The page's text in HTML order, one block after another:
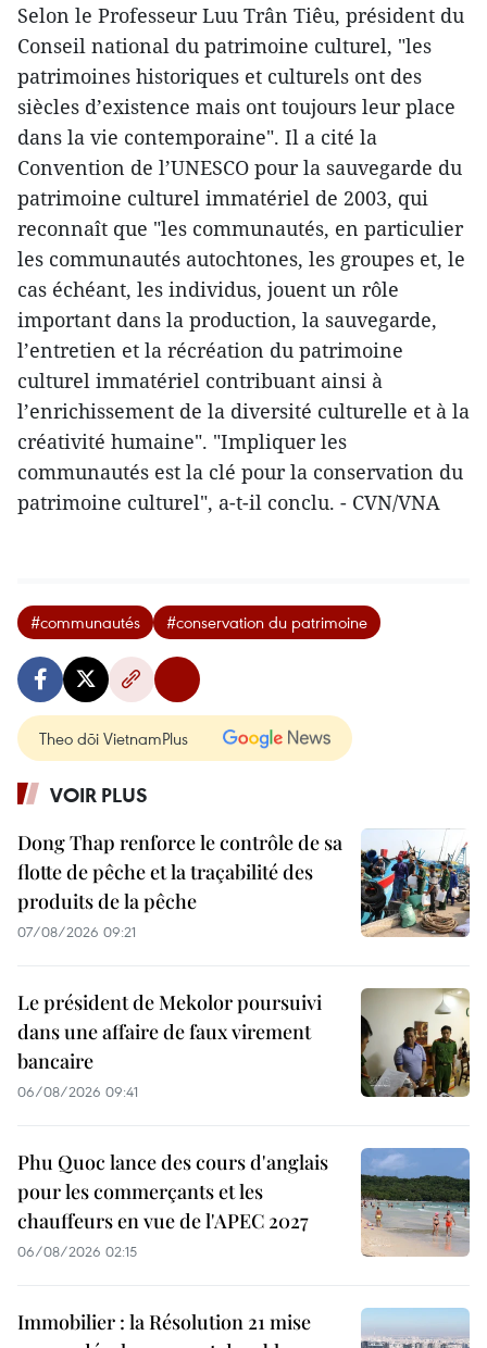
Selon le Professeur Luu Trân Tiêu, président du
Conseil national du patrimoine culturel, "les
patrimoines historiques et culturels ont des
siècles d’existence mais ont toujours leur place
dans la vie contemporaine". Il a cité la
Convention de l’UNESCO pour la sauvegarde du
patrimoine culturel immatériel de 2003, qui
reconnaît que "les communautés, en particulier
les communautés autochtones, les groupes et, le
cas échéant, les individus, jouent un rôle
important dans la production, la sauvegarde,
l’entretien et la récréation du patrimoine
culturel immatériel contribuant ainsi à
l’enrichissement de la diversité culturelle et à la
créativité humaine". "Impliquer les
communautés est la clé pour la conservation du
patrimoine culturel", a-t-il conclu. - CVN/VNA
#communautés #conservation du patrimoine
Theo dõi VietnamPlus
VOIR PLUS
Dong Thap renforce le contrôle de sa
flotte de pêche et la traçabilité des
produits de la pêche
07/08/2026 09:21
Le président de Mekolor poursuivi
dans une affaire de faux virement
bancaire
06/08/2026 09:41
Phu Quoc lance des cours d'anglais
pour les commerçants et les
chauffeurs en vue de l'APEC 2027
06/08/2026 02:15
Immobilier : la Résolution 21 mise